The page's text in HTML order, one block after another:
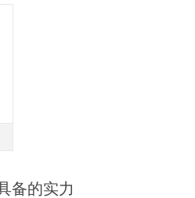
备的实力